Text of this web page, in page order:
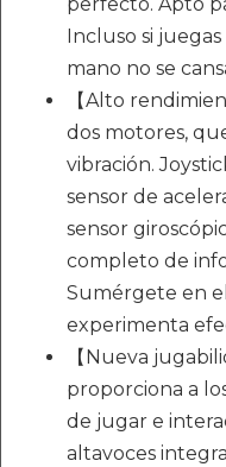
Incluso si
mano no se
【Alto
dos motores,
vibración.
sensor de
sensor
completo de
Sumérgete en
experimenta
【Nueva
proporciona a
de jugar e
altavoces